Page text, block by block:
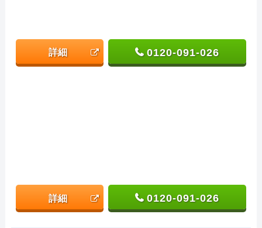
詳細 0120-091-026
詳細 0120-091-026